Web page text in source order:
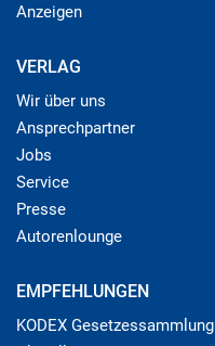
Anzeigen
VERLAG
Wir über uns
Ansprechpartner
Jobs
Service
Presse
Autorenlounge
EMPFEHLUNGEN
KODEX Gesetzessammlung